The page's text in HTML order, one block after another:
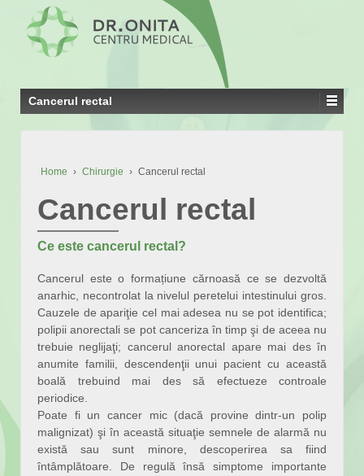
Cancerul rectal
Home › Chirurgie › Cancerul rectal
Cancerul rectal
Ce este cancerul rectal?
Cancerul este o formațiune cărnoasă ce se dezvoltă
anarhic, necontrolat la nivelul peretelui intestinului gros.
Cauzele de apariţie cel mai adesea nu se pot identifica;
polipii anorectali se pot canceriza în timp şi de aceea nu
trebuie neglijaţi; cancerul anorectal apare mai des în
anumite familii, descendenţii unui pacient cu această
boală trebuind mai des să efectueze controale
periodice.
Poate fi un cancer mic (dacă provine dintr-un polip
malignizat) şi în această situaţie semnele de alarmă nu
există sau sunt minore, descoperirea sa fiind
întâmplătoare. De regulă însă simptome importante